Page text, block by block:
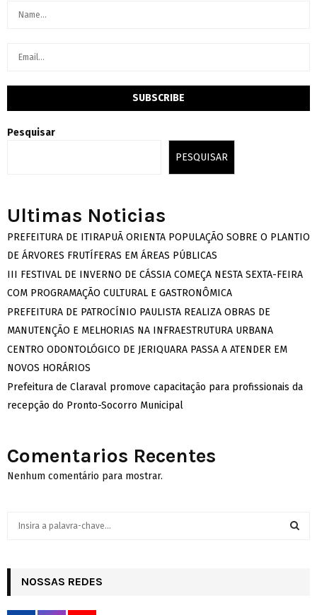
Pesquisar
PESQUISAR
Ultimas Noticias
PREFEITURA DE ITIRAPUÃ ORIENTA POPULAÇÃO SOBRE O PLANTIO
DE ÁRVORES FRUTÍFERAS EM ÁREAS PÚBLICAS
III FESTIVAL DE INVERNO DE CÁSSIA COMEÇA NESTA SEXTA-FEIRA
COM PROGRAMAÇÃO CULTURAL E GASTRONÔMICA
PREFEITURA DE PATROCÍNIO PAULISTA REALIZA OBRAS DE
MANUTENÇÃO E MELHORIAS NA INFRAESTRUTURA URBANA
CENTRO ODONTOLÓGICO DE JERIQUARA PASSA A ATENDER EM
NOVOS HORÁRIOS
Prefeitura de Claraval promove capacitação para profissionais da
recepção do Pronto-Socorro Municipal
Comentarios Recentes
Nenhum comentário para mostrar.
h
f
NOSSAS REDES